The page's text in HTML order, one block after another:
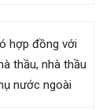
hợp đồng với
thầu, nhà thầu
nước ngoài